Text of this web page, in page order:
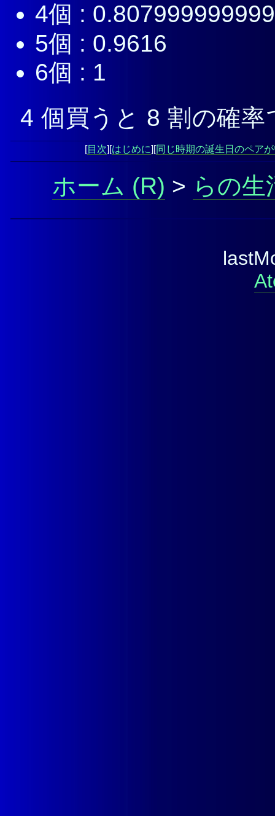
4個 :
5個 : 0.9616
6個 : 1
4 個買うと 8 割の確
[目次][はじめに][同じ時期の誕生日のペア
ホーム > らの生